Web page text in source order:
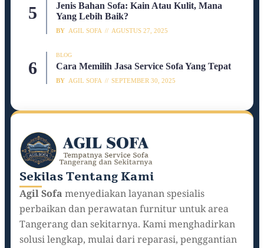
Jenis Bahan Sofa: Kain Atau Kulit, Mana
Yang Lebih Baik?
BY AGIL SOFA AGUSTUS 27, 2025
BLOG
Cara Memilih Jasa Service Sofa Yang Tepat
BY AGIL SOFA SEPTEMBER 30, 2025
Sekilas Tentang Kami
Agil Sofamenyediakan layanan spesialis
perbaikan dan perawatan furnitur untuk area
Tangerang dan sekitarnya. Kami menghadirkan
solusi lengkap, mulai dari reparasi, penggantian